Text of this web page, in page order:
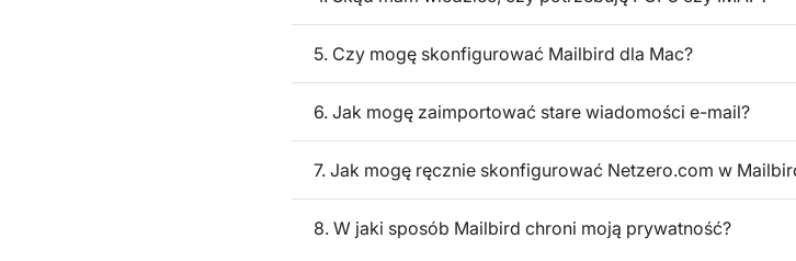
5. Czy mogę skonfigurować Mailbird dla Mac?
6. Jak mogę zaimportować stare wiadomości e-mail?
7. Jak mogę ręcznie skonfigurować Netzero.com w
8. W jaki sposób Mailbird chroni moją prywatność?